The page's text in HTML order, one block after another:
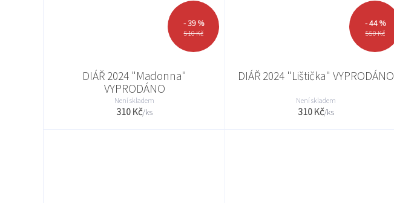
510 Kč
- 39 %
DIÁŘ 2024 "Madonna"
VYPRODÁNO
310 Kč/ks
Není skladem
550 Kč
- 44 %
DIÁŘ 2024 "Lištička" VYPRODÁNO
310 Kč/ks
Není skladem